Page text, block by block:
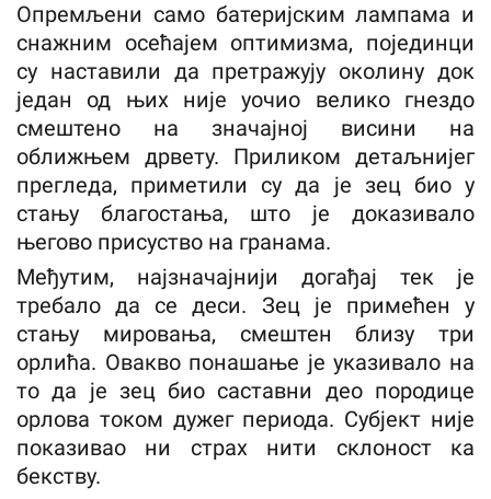
Опремљени само батеријским лампама и
снажним осећајем оптимизма, појединци
су наставили да претражују околину док
један од њих није уочио велико гнездо
смештено на значајној висини на
оближњем дрвету. Приликом детаљнијег
прегледа, приметили су да је зец био у
стању благостања, што је доказивало
његово присуство на гранама.
Међутим, најзначајнији догађај тек је
требало да се деси. Зец је примећен у
стању мировања, смештен близу три
орлића. Овакво понашање је указивало на
то да је зец био саставни део породице
орлова током дужег периода. Субјект није
показивао ни страх нити склоност ка
бекству.